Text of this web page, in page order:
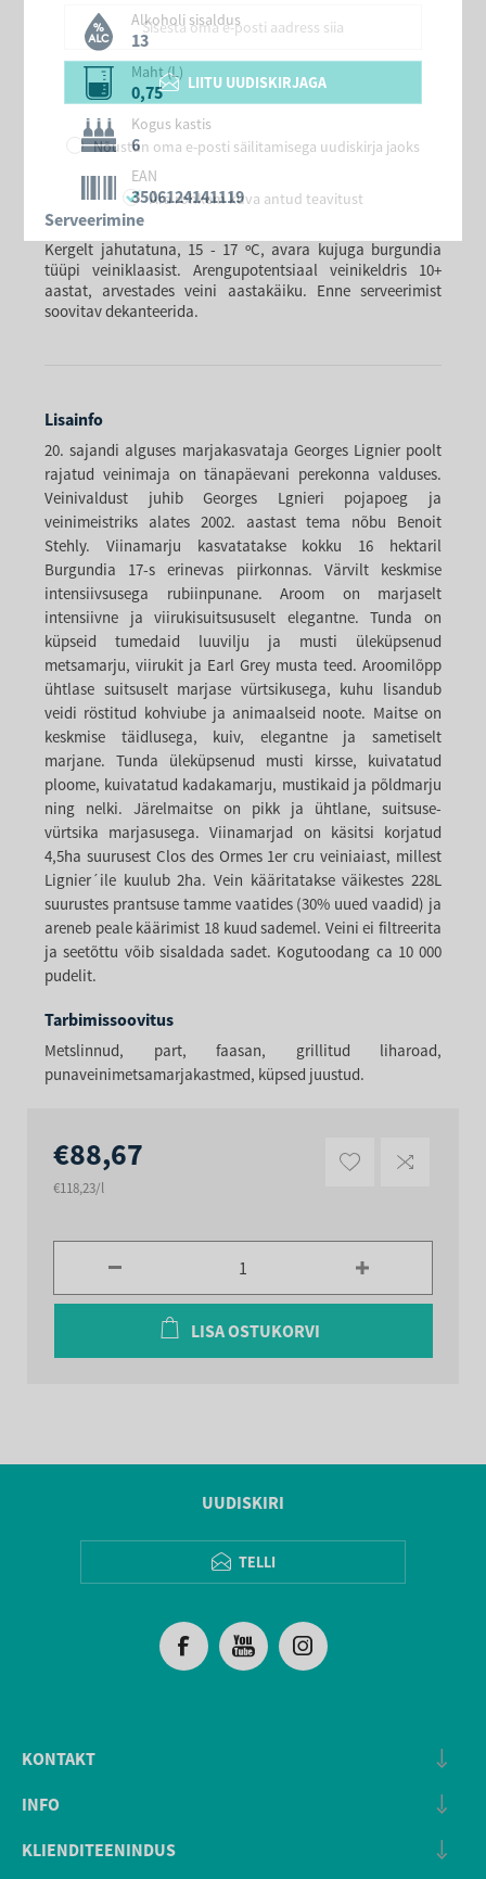
Alkoholi sisaldus
13
Maht (L)
0,75
Kogus kastis
6
EAN
3506124141119
Serveerimine
Kergelt jahutatuna, 15 - 17 ºC, avara kujuga burgundia
tüüpi veiniklaasist. Arengupotentsiaal veinikeldris 10+
aastat, arvestades veini aastakäiku. Enne serveerimist
soovitav dekanteerida.
Lisainfo
20. sajandi alguses marjakasvataja Georges Lignier poolt
rajatud veinimaja on tänapäevani perekonna valduses.
Veinivaldust juhib Georges Lgnieri pojapoeg ja
veinimeistriks alates 2002. aastast tema nõbu Benoit
Stehly. Viinamarju kasvatatakse kokku 16 hektaril
Burgundia 17-s erinevas piirkonnas. Värvilt keskmise
intensiivsusega rubiinpunane. Aroom on marjaselt
intensiivne ja viirukisuitsususelt elegantne. Tunda on
küpseid tumedaid luuvilju ja musti üleküpsenud
metsamarju, viirukit ja Earl Grey musta teed. Aroomilõpp
ühtlase suitsuselt marjase vürtsikusega, kuhu lisandub
veidi röstitud kohviube ja animaalseid noote. Maitse on
keskmise täidlusega, kuiv, elegantne ja sametiselt
marjane. Tunda üleküpsenud musti kirsse, kuivatatud
ploome, kuivatatud kadakamarju, mustikaid ja põldmarju
ning nelki. Järelmaitse on pikk ja ühtlane, suitsuse-
vürtsika marjasusega. Viinamarjad on käsitsi korjatud
4,5ha suurusest Clos des Ormes 1er cru veiniaiast, millest
Lignier´ile kuulub 2ha. Vein kääritatakse väikestes 228L
suurustes prantsuse tamme vaatides (30% uued vaadid) ja
areneb peale käärimist 18 kuud sademel. Veini ei filtreerita
ja seetõttu võib sisaldada sadet. Kogutoodang ca 10 000
pudelit.
Tarbimissoovitus
Metslinnud, part, faasan, grillitud liharoad,
punaveinimetsamarjakastmed, küpsed juustud.
€88,67
€118,23/l
LISA OSTUKORVI
UUDISKIRI
TELLI
KONTAKT
INFO
KLIENDITEENINDUS
LIITU UUDISKIRJAGA
Nõustun oma e-posti säilitamisega uudiskirja jaoks
Ära rohkem kuva antud teavitust